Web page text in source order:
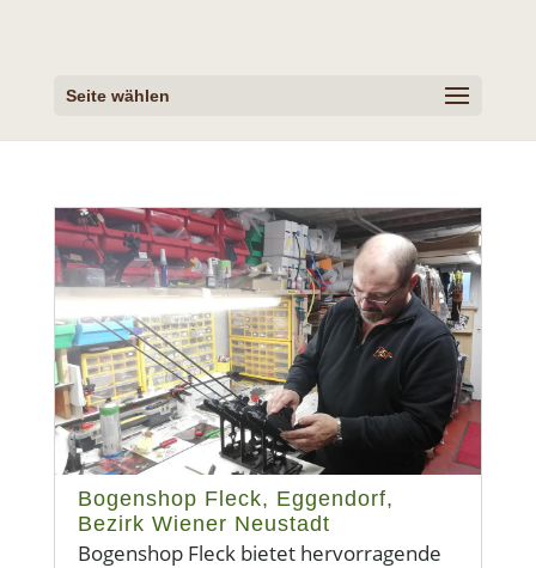
Seite wählen
Bogenshop Fleck, Eggendorf,
Bezirk Wiener Neustadt
Bogenshop Fleck bietet hervorragende